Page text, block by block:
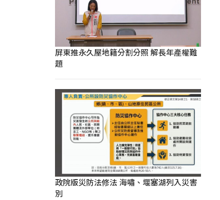
屏東推永久屋地籍分割分照 解長年產權難
題
政院版災防法修法 海嘯、堰塞湖列入災害
別